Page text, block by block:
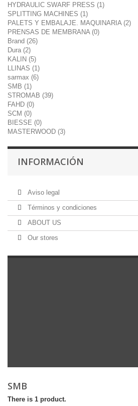
HYDRAULIC SWARF PRESS (1)
SPLITTING MACHINES (1)
PALETS Y EMBALAJE. MAQUINARIA (2)
PRENSAS DE MEMBRANA (0)
Brand (26)
Dura (2)
KALIN (5)
LLINAS (1)
sarmax (6)
SMB (1)
STROMAB (39)
FAHD (0)
SCM (0)
BIESSE (0)
MASTERWOOD (3)
INFORMACIÓN
Aviso legal
Términos y condiciones
ABOUT US
Our stores
SMB
There is 1 product.